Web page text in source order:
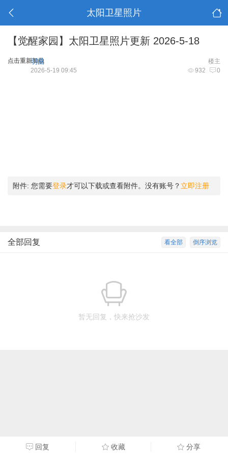
太阳卫星照片
【觉醒家园】太阳卫星照片更新 2026-5-18
点击重新加载 楼主
明曲
932 0
2026-5-19 09:45
附件: 您需要登录才可以下载或查看附件。没有账号？ 立即注册
倒序浏览
看全部
全部回复
暂无回复，快来抢沙发
回复 收藏 分享